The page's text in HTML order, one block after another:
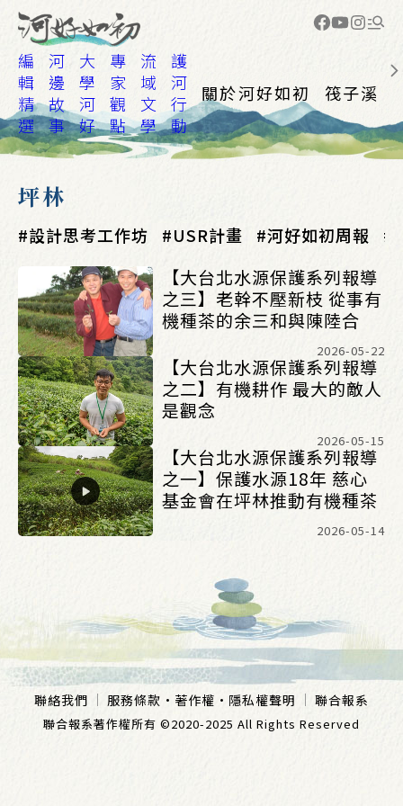
編
輯
精
選
河
邊
故
事
大
學
河
好
專
家
觀
點
流
域
文
學
護
河
行
動
關於河好如初 筏子溪
坪林
設計思考工作坊 USR計畫 河好如初周報
【大台北水源保護系列報導
之三】老幹不壓新枝 從事有
機種茶的余三和與陳陸合
2026-05-22
【大台北水源保護系列報導
之二】有機耕作 最大的敵人
是觀念
2026-05-15
【大台北水源保護系列報導
之一】保護水源18年 慈心
基金會在坪林推動有機種茶
2026-05-14
聯絡我們 服務條款 · 著作權 · 隱私權聲明 聯合報系
聯合報系著作權所有 ©2020-2025 All Rights Reserved